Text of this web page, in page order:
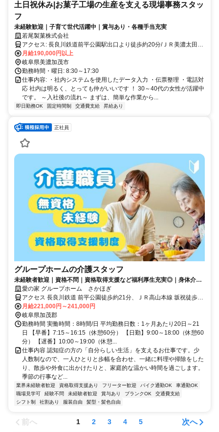
土日祝休み|お菓子工場の生産を支える現場事務スタッ
フ
未経験歓迎｜子育て世代活躍中｜賞与あり・各種手当充実
若尾製菓株式会社
アクセス: 長良川鉄道前平公園駅出口より徒歩約20分/ＪＲ美濃太田駅
北口より徒歩約48分
月給190,000円以上
岐阜県美濃加茂市
勤務時間・曜日: 8:30～17:30
仕事内容: ・社内システムを使用したデータ入力 ・伝票整理 ・電話対
応 社内は明るく、とっても仲がいいです ！ 30～40代の女性が活躍中
です。 ～入社後の流れ～ まずは、簡単な作業から...
即日勤務OK 固定時間制 交通費支給 昇給あり
正社員
グループホームの介護スタッフ
未経験者歓迎｜資格不問｜資格取得支援など福利厚生充実◎｜身体介助
少なめ（対話が中心）
愛の家 グループホーム さかほぎ
アクセス 長良川鉄道 前平公園徒歩約21分、ＪＲ高山本線 坂祝徒歩約
31分、ＪＲ太多線 美濃太田徒歩約35分 美濃加茂市立太田小学校より
西へ車5分
月給221,000円～241,000円
岐阜県加茂郡
勤務時間 実働時間：8時間/日 平均勤務日数：1ヶ月あたり20日～21
日 【早番】7:15～16:15（休憩60分） 【日勤】9:00～18:00（休憩60
分） 【遅番】10:00～19:00（休憩...
仕事内容 認知症の方の「自分らしい生活」を支えるお仕事です。少
人数制なので、一人ひとりと歩幅を合わせ、一緒に料理や掃除をした
り、散歩や外食に出かけたりと、家庭的な温かい時間を過ごします。
季節の行事など...
業界未経験者歓迎 資格取得支援あり フリーター歓迎 バイク通勤OK
車通勤OK
職場見学可
経験不問 未経験者歓迎 賞与あり ブランクOK
交通費支給
シフト制
社割あり 服装自由 髪型・髪色自由
前へ 1 2 3 4 5 次へ